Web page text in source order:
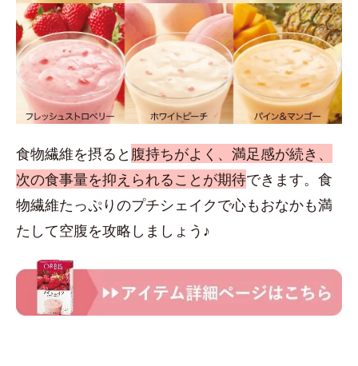
食物繊維を摂ると 腹持ちがよく、満足感が続き、
次の食事量を抑えられることが期待できます。食
物繊維たっぷりのプチシェイクで心もおなかも満
たして空腹を攻略しましょう♪